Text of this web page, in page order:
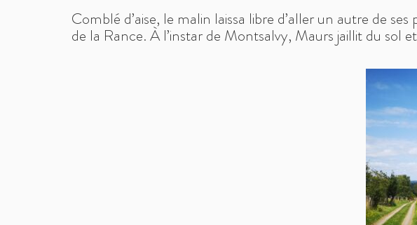
Comblé d’aise, le malin laissa libre d’aller un autre de
de la Rance. À l’instar de Montsalvy, Maurs jaillit du sol